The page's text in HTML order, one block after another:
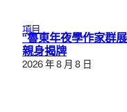
項目
“魯東年夜學作家群
親身揭牌
2026 年 8 月 8 日